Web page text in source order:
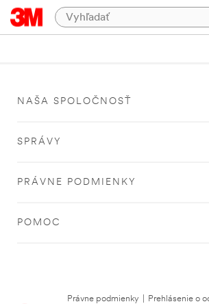
NAŠA SPOLOČNOSŤ
SPRÁVY
PRÁVNE PODMIENKY
POMOC
Právne podmienky Prehlásenie o